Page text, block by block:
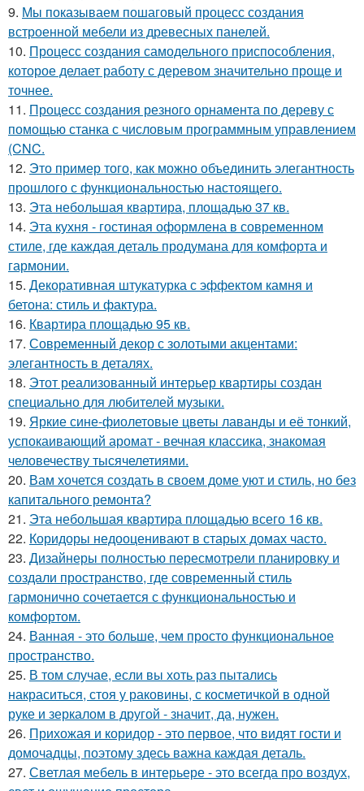
9. Мы показываем пошаговый процесс создания
встроенной мебели из древесных панелей.
10. Процесс создания самодельного приспособления,
которое делает работу с деревом значительно проще и
точнее.
11. Процесс создания резного орнамента по дереву с
помощью станка с числовым программным управлением
(CNC.
12. Это пример того, как можно объединить элегантность
прошлого с функциональностью настоящего.
13. Эта небольшая квартира, площадью 37 кв.
14. Эта кухня - гостиная оформлена в современном
стиле, где каждая деталь продумана для комфорта и
гармонии.
15. Декоративная штукатурка с эффектом камня и
бетона: стиль и фактура.
16. Квартира площадью 95 кв.
17. Современный декор с золотыми акцентами:
элегантность в деталях.
18. Этот реализованный интерьер квартиры создан
специально для любителей музыки.
19. Яркие сине-фиолетовые цветы лаванды и её тонкий,
успокаивающий аромат - вечная классика, знакомая
человечеству тысячелетиями.
20. Вам хочется создать в своем доме уют и стиль, но без
капитального ремонта?
21. Эта небольшая квартира площадью всего 16 кв.
22. Коридоры недооценивают в старых домах часто.
23. Дизайнеры полностью пересмотрели планировку и
создали пространство, где современный стиль
гармонично сочетается с функциональностью и
комфортом.
24. Ванная - это больше, чем просто функциональное
пространство.
25. В том случае, если вы хоть раз пытались
накраситься, стоя у раковины, с косметичкой в одной
руке и зеркалом в другой - значит, да, нужен.
26. Прихожая и коридор - это первое, что видят гости и
домочадцы, поэтому здесь важна каждая деталь.
27. Светлая мебель в интерьере - это всегда про воздух,